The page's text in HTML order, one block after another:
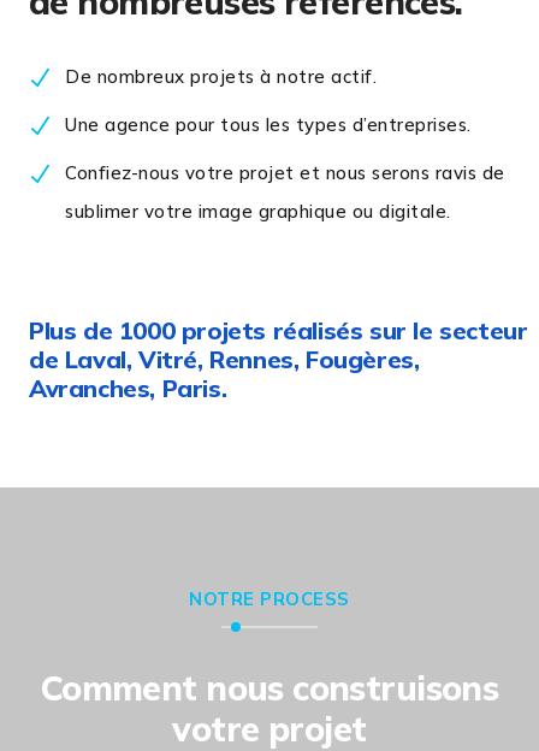
De nombreux projets à notre actif.
Une agence pour tous les types d’entreprises.
Confiez-nous votre projet et nous serons ravis de
sublimer votre image graphique ou digitale.
Plus de 1000 projets réalisés sur le secteur
de Laval, Vitré, Rennes, Fougères,
Avranches, Paris.
NOTRE PROCESS
Comment nous construisons
votre projet